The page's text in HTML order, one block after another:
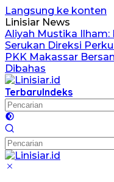
Langsung ke konten
Linisiar News
Aliyah Mustika Ilham:
Serukan Direksi
PKK Makassar
Dibahas
TerbaruIndeks